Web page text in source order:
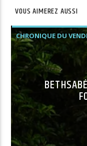
VOUS AIMEREZ AUSSI
CHRONIQUE DU